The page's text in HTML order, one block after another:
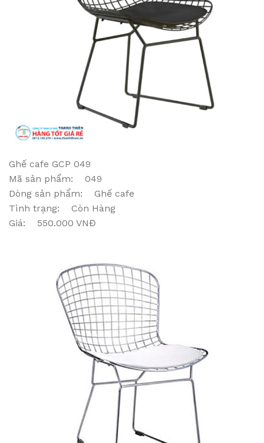
Ghế cafe GCP 049
Mã sản phẩm: 049
Dòng sản phẩm: Ghế cafe
Tình trạng: Còn Hàng
Giá: 550.000 VNĐ